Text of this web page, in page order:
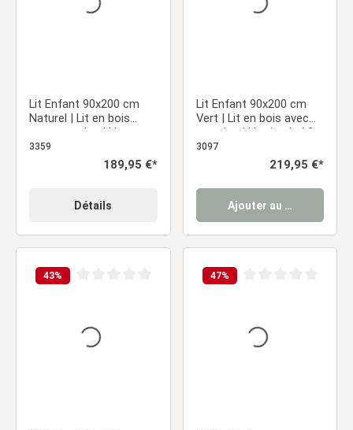
Lit Enfant 90x200 cm
Naturel | Lit en bois
avec matelas | Lit
simple | 2 tiroirs |
Barrière de protection
3359
Prix régulier :
189,95 €*
Détails
Lit Enfant 90x200 cm
Vert | Lit en bois avec
matelas | Lit simple | 2
tiroirs | Barrière de
3097
Prix régulier :
219,95 €*
Ajouter au panier
43% 47%